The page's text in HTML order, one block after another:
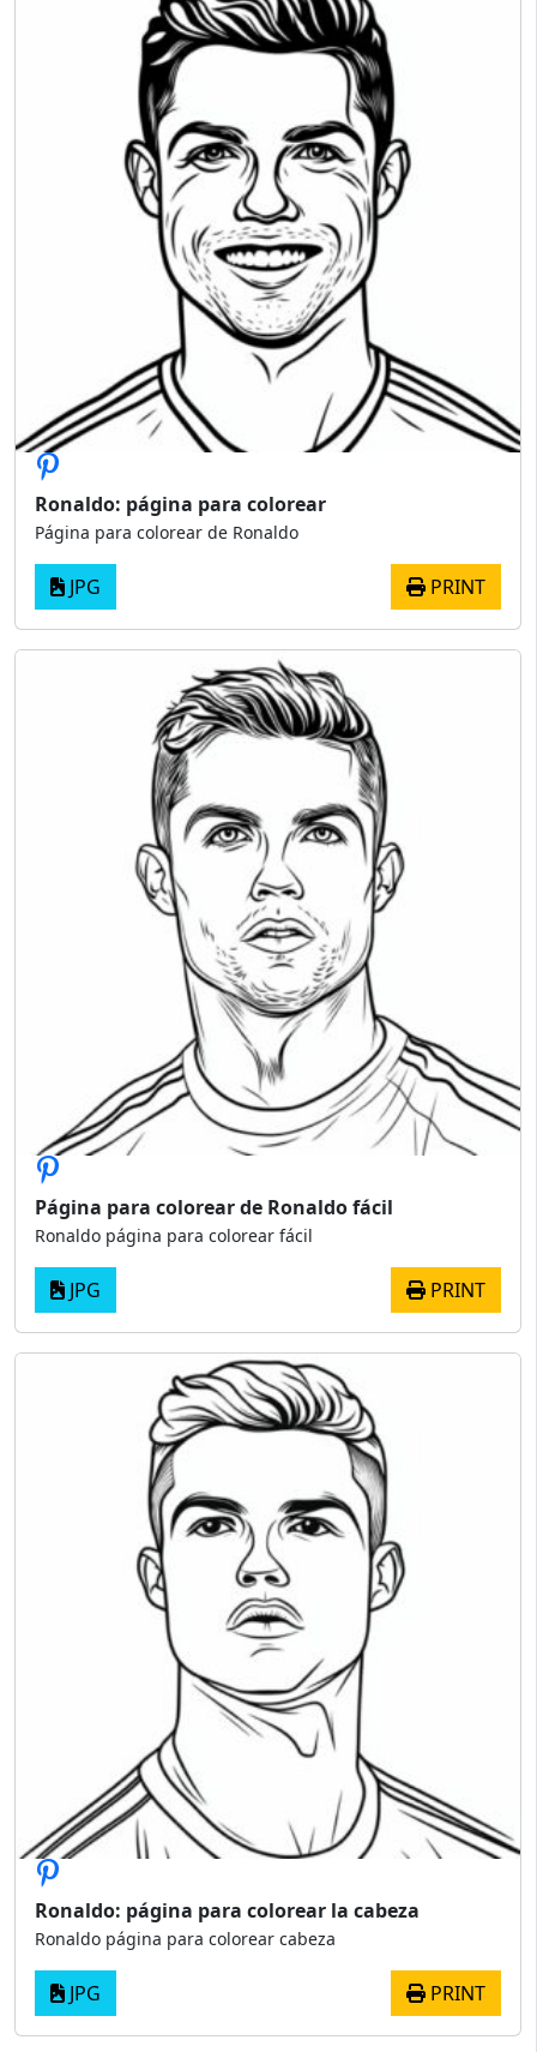
Ronaldo: página para colorear
Página para colorear de Ronaldo
JPG PRINT
Página para colorear de Ronaldo fácil
Ronaldo página para colorear fácil
JPG PRINT
Ronaldo: página para colorear la cabeza
Ronaldo página para colorear cabeza
JPG PRINT